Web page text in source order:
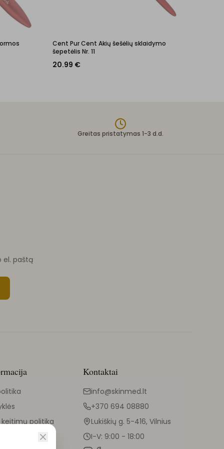
Cent Pur Cent Akių šešėlių sklaidymo
šepetėlis Nr. 11
20.99 €
Greitas pristatymas 1-3 d.d.
el. paštą
politika
Kontaktai
info@skinmed.lt
+370 694 08880
Lukiškių g. 5-416, Vilnius
I-V: 9:00 - 18:00